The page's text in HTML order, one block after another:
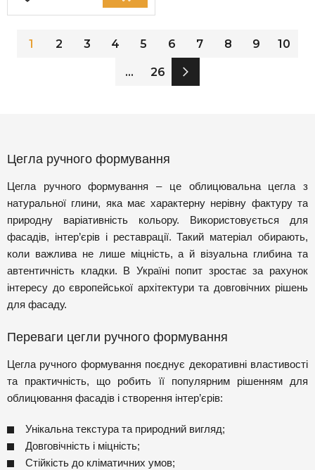
1 2 3 4 5 6 7 8 9 10
... 26
Цегла ручного формування
Цегла ручного формування – це облицювальна цегла з
натуральної глини, яка має характерну нерівну фактуру та
природну варіативність кольору. Використовується для
фасадів, інтер’єрів і реставрації. Такий матеріал обирають,
коли важлива не лише міцність, а й візуальна глибина та
автентичність кладки. В Україні попит зростає за рахунок
інтересу до європейської архітектури та довговічних рішень
для фасаду.
Переваги цегли ручного формування
Цегла ручного формування поєднує декоративні властивості
та практичність, що робить її популярним рішенням для
облицювання фасадів і створення інтер’єрів:
Унікальна текстура та природний вигляд;
Довговічність і міцність;
Стійкість до кліматичних умов;